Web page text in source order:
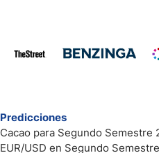
Predicciones
Cacao para Segundo Semestre
EUR/USD en Segundo